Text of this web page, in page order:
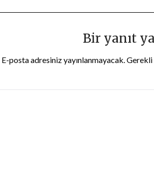
Bir yanıt
E-posta adresiniz yayınlanmayacak.